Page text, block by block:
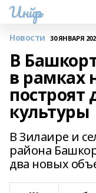
Инйәр
Новости 30 ЯНВАРЯ
В
в рамках
построят
культуры
В Зилаире и
района
два новых